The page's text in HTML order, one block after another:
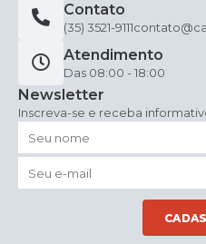
Contato
(35) 3521-9111
Atendimento
Das 08:00 - 18:00
Newsletter
Inscreva-se e receba